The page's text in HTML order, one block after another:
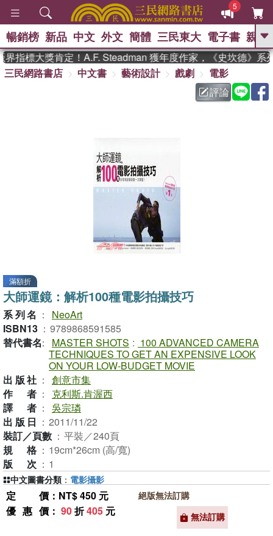
5
GO
熱搜： 東野圭吾 、 高希均教授回憶錄
父親節 、 花開錦
方念華 、 台灣的
暢銷榜 新品 中文 外文 簡體 三民東大 電子書 親子
指標大獎肯定！A.F. Steadman 獲年度作家，《史坎德》系列
三民網路書店
中文書 藝術設計 戲劇
電影
評論
滿額折
大師運鏡：解析100種電影拍攝技巧
系列名 ：
NeoArt
ISBN13 ： 9789868591585
替代書名： MASTER SHOTS : 100 ADVANCED CAMERA
TECHNIQUES TO GET AN EXPENSIVE LOOK
ON YOUR LOW-BUDGET MOVIE
出版社 ： 創意市集
作者 ：
克利斯.肯渥西
譯者 ： 吳宗璘
出版日 ： 2011/11/22
裝訂／頁數 ： 平裝／240頁
規格 ： 19cm*26cm (高/寬)
版次 ： 1
定價 ：NT$ 450 元
優惠價 ： 90折405 元
絕版無法訂購
無法訂購
中文圖書分類 ： 電影攝影